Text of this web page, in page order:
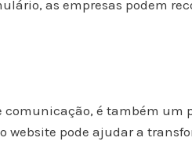
as empresas podem
é também um
website pode ajudar a